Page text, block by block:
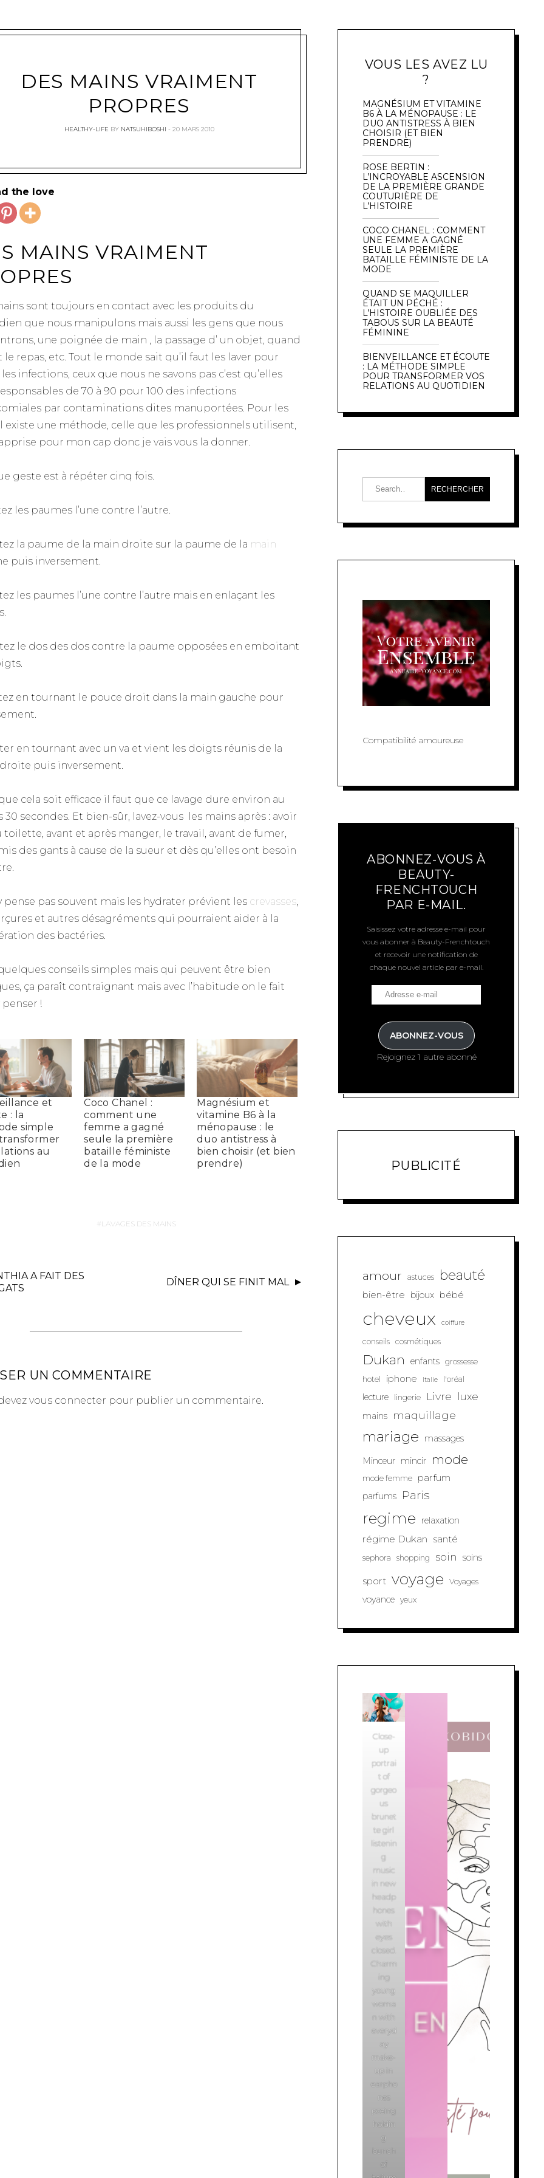
DES MAINS VRAIMENT
PROPRES
HEALTHY-LIFE BY NATSUHIBOSHI 20 MARS 2010
the love
MAINS VRAIMENT
sont toujours en contact avec les produits du
que nous manipulons mais aussi les gens que nous
une poignée de main , la passage d’ un objet, quand
le repas, etc. Tout le monde sait qu’il faut les laver pour
infections, ceux que nous ne savons pas c’est qu’elles
de 70 à 90 pour 100 des infections
par contaminations dites manuportées. Pour les
existe une méthode, celle que les professionnels utilisent,
apprise pour mon cap donc je vais vous la donner.
geste est à répéter cinq fois.
les paumes l’une contre l’autre.
la paume de la main droite sur la paume de la main
puis inversement.
les paumes l’une contre l’autre mais en enlaçant les
le dos des dos contre la paume opposées en emboitant
en tournant le pouce droit dans la main gauche pour
en tournant avec un va et vient les doigts réunis de la
puis inversement.
cela soit efficace il faut que ce lavage dure environ au
30 secondes. Et bien-sûr, lavez-vous les mains après : avoir
toilette, avant et après manger, le travail, avant de fumer,
des gants à cause de la sueur et dès qu’elles ont besoin
pense pas souvent mais les hydrater prévient les crevasses,
et autres désagréments qui pourraient aider à la
des bactéries.
conseils simples mais qui peuvent être bien
ça paraît contraignant mais avec l’habitude on le fait
penser !
et
: la
simple
au
Coco Chanel :
comment une
femme a gagné
seule la première
bataille féministe
de la mode
Magnésium et
vitamine B6 à la
ménopause : le
duo antistress à
bien choisir (et bien
prendre)
LAVAGES DES MAINS
A FAIT DES
DÎNER QUI SE FINIT MAL
UN COMMENTAIRE
vous connecter pour publier un commentaire.
VOUS LES AVEZ LU
?
MAGNÉSIUM ET VITAMINE
B6 À LA MÉNOPAUSE : LE
DUO ANTISTRESS À BIEN
CHOISIR (ET BIEN
PRENDRE)
ROSE BERTIN :
L’INCROYABLE ASCENSION
DE LA PREMIÈRE GRANDE
COUTURIÈRE DE
L’HISTOIRE
COCO CHANEL : COMMENT
UNE FEMME A GAGNÉ
SEULE LA PREMIÈRE
BATAILLE FÉMINISTE DE LA
MODE
QUAND SE MAQUILLER
ÉTAIT UN PÉCHÉ :
L’HISTOIRE OUBLIÉE DES
TABOUS SUR LA BEAUTÉ
FÉMININE
BIENVEILLANCE ET ÉCOUTE
: LA MÉTHODE SIMPLE
POUR TRANSFORMER VOS
RELATIONS AU QUOTIDIEN
Compatibilité amoureuse
ABONNEZ-VOUS À
BEAUTY-
FRENCHTOUCH
PAR E-MAIL.
Saisissez votre adresse e-mail pour
vous abonner à Beauty-Frenchtouch
et recevoir une notification de
chaque nouvel article par e-mail.
ABONNEZ-VOUS
Rejoignez 1 autre abonné
PUBLICITÉ
amour astuces beauté
bien-être bijoux bébé
cheveux coiffure
conseils cosmétiques
Dukan enfants grossesse
hotel
iphone Italie l'oréal
lecture lingerie Livre luxe
mains maquillage
mariage massages
Minceur mincir mode
mode femme parfum
parfums Paris
regime relaxation
régime Dukan santé
sephora shopping soin soins
sport voyage Voyages
voyance yeux
Close-
up
portrai
t of
gorgeo
us
brunet
te girl
listenin
g
music
in new
headp
hones
with
eyes
closed.
Charm
ing
young
woma
n with
everyd
ay
make-
up in
earpho
nes
posing
holdin
g
bunch
of